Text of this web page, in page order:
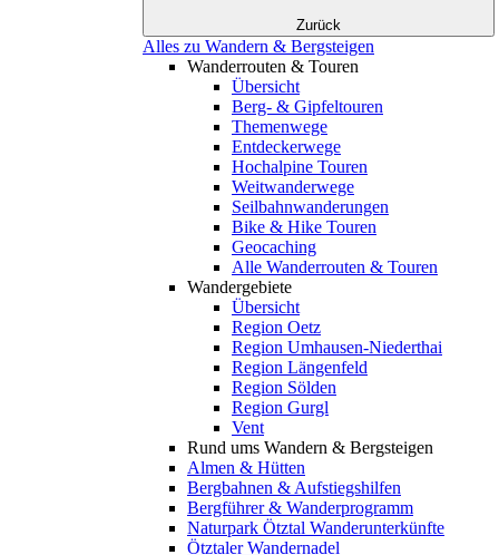
Zurück
Alles zu Wandern & Bergsteigen
Wanderrouten & Touren
Übersicht
Berg- & Gipfeltouren
Themenwege
Entdeckerwege
Hochalpine Touren
Weitwanderwege
Seilbahnwanderungen
Bike & Hike Touren
Geocaching
Alle Wanderrouten & Touren
Wandergebiete
Übersicht
Region Oetz
Region Umhausen-Niederthai
Region Längenfeld
Region Sölden
Region Gurgl
Vent
Rund ums Wandern & Bergsteigen
Almen & Hütten
Bergbahnen & Aufstiegshilfen
Bergführer & Wanderprogramm
Naturpark Ötztal Wanderunterkünfte
Ötztaler Wandernadel